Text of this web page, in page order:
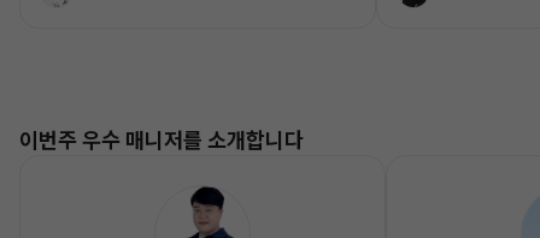
이번주 우수 매니저를 소개합니다